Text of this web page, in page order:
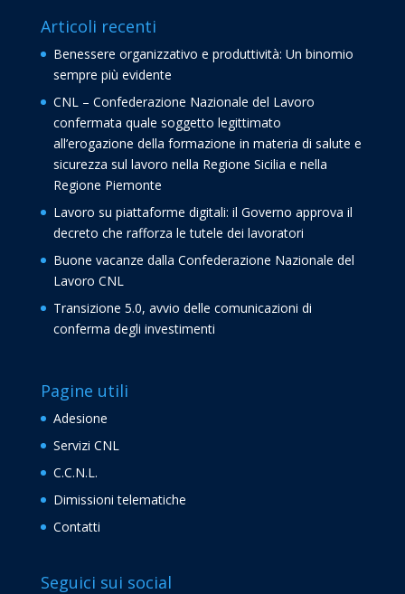
Articoli recenti
Benessere organizzativo e produttività: Un binomio
sempre più evidente
CNL – Confederazione Nazionale del Lavoro
confermata quale soggetto legittimato
all’erogazione della formazione in materia di salute e
sicurezza sul lavoro nella Regione Sicilia e nella
Regione Piemonte
Lavoro su piattaforme digitali: il Governo approva il
decreto che rafforza le tutele dei lavoratori
Buone vacanze dalla Confederazione Nazionale del
Lavoro CNL
Transizione 5.0, avvio delle comunicazioni di
conferma degli investimenti
Pagine utili
Adesione
Servizi CNL
C.C.N.L.
Dimissioni telematiche
Contatti
Seguici sui social